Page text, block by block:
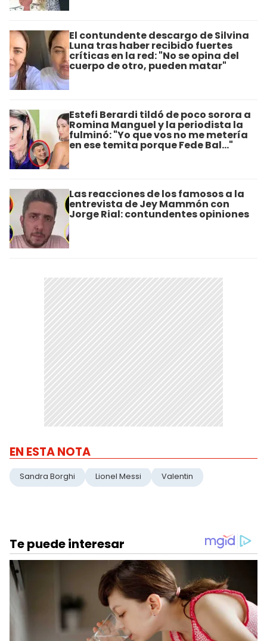
El contundente descargo de Silvina
Luna tras haber recibido fuertes
críticas en la red: "No se opina del
cuerpo de otro, pueden matar"
Estefi Berardi tildó de poco sorora a
Romina Manguel y la periodista la
fulminó: "Yo que vos no me metería
en ese temita porque Fede Bal..."
Las reacciones de los famosos a la
entrevista de Jey Mammón con
Jorge Rial: contundentes opiniones
EN ESTA NOTA
Sandra Borghi Lionel Messi Valentin